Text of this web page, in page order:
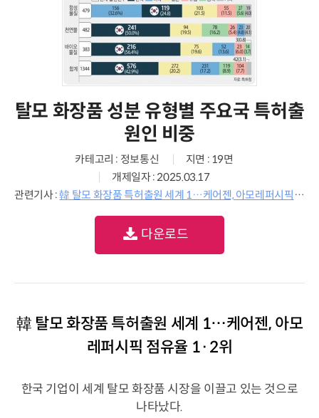
탈모 화장품 성분 유형별 주요국 특허출
원인 비중
카테고리 : 정보통신
지면 : 19면
개제일자 : 2025.03.17
관련기사 :韓 탈모 화장품 특허출원 세계 1…케어젠, 아모레퍼시픽 점유율 1·2위
다운로드
韓 탈모 화장품 특허출원 세계 1…케어젠, 아모
레퍼시픽 점유율 1·2위
한국 기업이 세계 탈모 화장품 시장을 이끌고 있는 것으로
나타났다.